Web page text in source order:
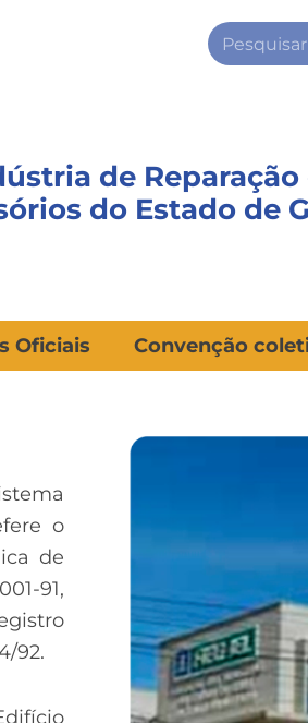
de Reparação
do Estado de
Oficiais Convenção
o
de
91,
92.